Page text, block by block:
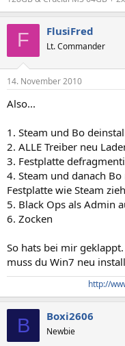
F FlusiFred
Lt. Commander
14. November 2010
Also...
1. Steam und Bo
2. ALLE Treiber neu
3. Festplatte
4. Steam und danach
Festplatte wie Steam
5. Black Ops als Admin
6. Zocken
So hats bei mir
muss du Win7 neu
http://
B Boxi2606
Newbie